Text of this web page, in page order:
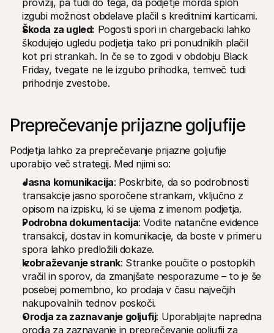
izgubi možnost obdelave plačil s kreditnimi karticami.
Škoda za ugled: Pogosti spori in chargebacki lahko
škodujejo ugledu podjetja tako pri ponudnikih plačil
kot pri strankah. In če se to zgodi v obdobju Black
Friday, tvegate ne le izgubo prihodka, temveč tudi
prihodnje zvestobe.
Preprečevanje prijazne goljufije
Podjetja lahko za preprečevanje prijazne goljufije
uporabijo več strategij. Med njimi so:
Jasna komunikacija: Poskrbite, da so podrobnosti
transakcije jasno sporočene strankam, vključno z
opisom na izpisku, ki se ujema z imenom podjetja.
Podrobna dokumentacija: Vodite natančne evidence
transakcij, dostav in komunikacije, da boste v primeru
spora lahko predložili dokaze.
Izobraževanje strank: Stranke poučite o postopkih
vračil in sporov, da zmanjšate nesporazume – to je še
posebej pomembno, ko prodaja v času največjih
nakupovalnih tednov poskoči.
Orodja za zaznavanje goljufij: Uporabljajte napredna
orodja za zaznavanje in preprečevanje goljufij za